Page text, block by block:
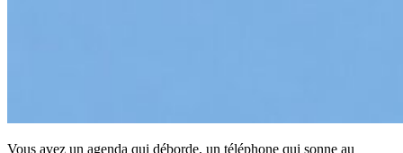
Vous avez un agenda qui déborde, un téléphone qui sonne au